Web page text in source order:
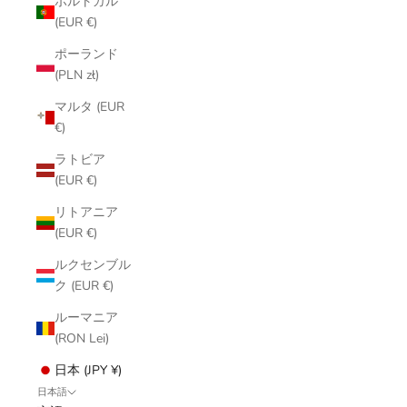
(EUR €)
ポーランド
(PLN zł)
マルタ (EUR
€)
ラトビア
(EUR €)
リトアニア
(EUR €)
ルクセンブル
ク (EUR €)
ルーマニア
(RON Lei)
日本 (JPY ¥)
日本語